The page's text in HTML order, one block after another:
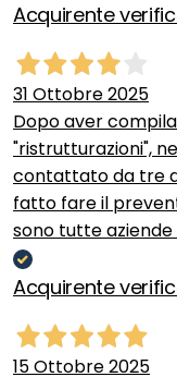
Acquirente
31 Ottobre 2025
Dopo aver
"ristrutturazioni",
contattato da tre
fatto fare il
sono tutte aziende
Acquirente
15 Ottobre 2025